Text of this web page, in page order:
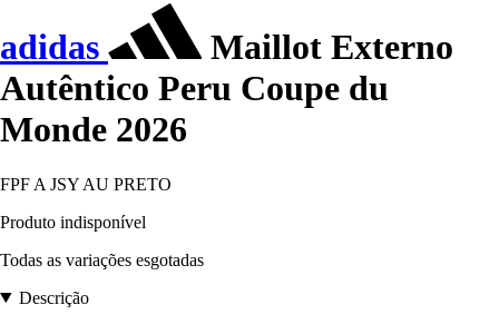
adidas
Maillot Externo
Autêntico Peru Coupe du
Monde 2026
FPF A JSY AU PRETO
Produto indisponível
Todas as variações esgotadas
Descrição